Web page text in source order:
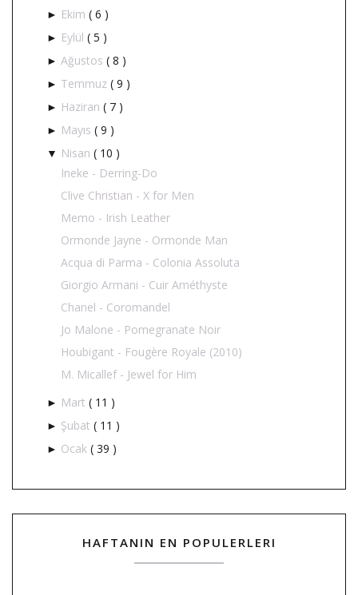
► Ekim ( 6 )
► Eylül ( 5 )
► Ağustos ( 8 )
► Temmuz ( 9 )
► Haziran ( 7 )
► Mayıs ( 9 )
▼ Nisan ( 10 )
Ineke - Derring-Do
Clive Christian - X for Men
Memo - Irish Leather
Ormonde Jayne - Ormonde Man
Acqua di Parma - Colonia Assoluta
Giorgio Armani - Cuir Améthyste
Chanel - Coromandel
Jo Malone - Pomegranate Noir
Houbigant - Fougère Royale (2010)
M. Micallef - Jewel for Him
► Mart ( 11 )
► Şubat ( 11 )
► Ocak ( 39 )
HAFTANIN EN POPULERLERI